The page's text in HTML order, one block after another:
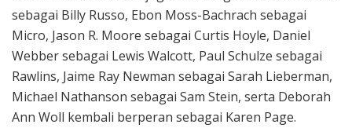
sebagai Billy Russo, Ebon Moss-Bachrach sebagai
Micro, Jason R. Moore sebagai Curtis Hoyle, Daniel
Webber sebagai Lewis Walcott, Paul Schulze sebagai
Rawlins, Jaime Ray Newman sebagai Sarah Lieberman,
Michael Nathanson sebagai Sam Stein, serta Deborah
Ann Woll kembali berperan sebagai Karen Page.